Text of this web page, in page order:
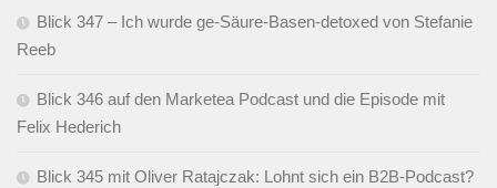
Blick 347 – Ich wurde ge-Säure-Basen-detoxed von Stefanie
Reeb
Blick 346 auf den Marketea Podcast und die Episode mit
Felix Hederich
Blick 345 mit Oliver Ratajczak: Lohnt sich ein B2B-Podcast?